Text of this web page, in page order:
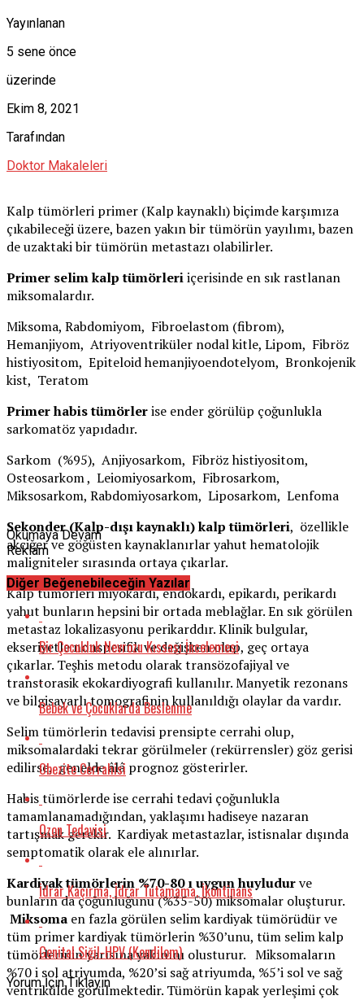
Yayınlanan
5 sene önce
üzerinde
Ekim 8, 2021
Tarafından
Doktor Makaleleri
Kalp tümörleri primer (Kalp kaynaklı) biçimde karşımıza
çıkabileceği üzere, bazen yakın bir tümörün yayılımı, bazen
de uzaktaki bir tümörün metastazı olabilirler.
Primer selim kalp tümörleriiçerisinde en sık rastlanan
miksomalardır.
Miksoma, Rabdomiyom, Fibroelastom (fibrom),
Hemanjiyom, Atriyoventriküler nodal kitle, Lipom, Fibröz
histiyositom, Epiteloid hemanjiyoendotelyom, Bronkojenik
kist, Teratom
Primer habis tümörlerise ender görülüp çoğunlukla
sarkomatöz yapıdadır.
Sarkom (%95), Anjiyosarkom, Fibröz histiyositom,
Osteosarkom , Leiomiyosarkom, Fibrosarkom,
Miksosarkom, Rabdomiyosarkom, Liposarkom, Lenfoma
Sekonder (Kalp-dışı kaynaklı) kalp tümörleri, özellikle
akciğer ve göğüsten kaynaklanırlar yahut hematolojik
maligniteler sırasında ortaya çıkarlar.
Kalp tümörleri miyokardı, endokardı, epikardı, perikardı
yahut bunların hepsini bir ortada meblağlar. En sık görülen
metastaz lokalizasyonu perikarddır. Klinik bulgular,
ekseriyetle nonspesifik ve değişken olup, geç ortaya
çıkarlar. Teşhis metodu olarak transözofajiyal ve
transtorasik ekokardiyografi kullanılır. Manyetik rezonans
ve bilgisayarlı tomografinin kullanıldığı olaylar da vardır.
Selim tümörlerin tedavisi prensipte cerrahi olup,
miksomalardaki tekrar görülmeler (rekürrensler) göz gerisi
edilirse, genelde âlâ prognoz gösterirler.
Habis tümörlerde ise cerrahi tedavi çoğunlukla
tamamlanamadığından, yaklaşımı hadiseye nazaran
tartışmak gerekir. Kardiyak metastazlar, istisnalar dışında
semptomatik olarak ele alınırlar.
Kardiyak tümörlerin %70-80 ı uygun huyludurve
bunların da çoğunluğunu (%35-50) miksomalar oluşturur.
Miksoma en fazla görülen selim kardiyak tümörüdür ve
tüm primer kardiyak tümörlerin %30’unu, tüm selim kalp
tümörlerinin yarısına yakınını olusturur. Miksomaların
%70 i sol atriyumda, %20’si sağ atriyumda, %5’i sol ve sağ
ventrikülde görülmektedir. Tümörün kapak yerleşimi çok
Okumaya Devam
Reklam
Diğer Beğenebileceğin Yazılar
Bir Çocukluk Nevrozu Kıssası İncelemesi
Bebek ve Çocuklarda Beslenme
Obezite Cerrahisi
Ozon Tedavisi
İdrar Kaçırma, İdrar Tutamama, İkontinans
Genital Siğil-HPV (Kondilom)
Yorum İçin Tıklayın